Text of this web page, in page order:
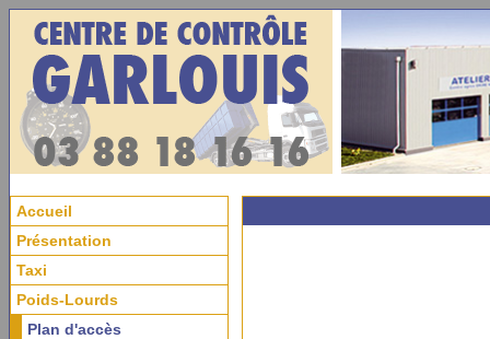
Accueil
Présentation
Taxi
Poids-Lourds
Plan d'accès